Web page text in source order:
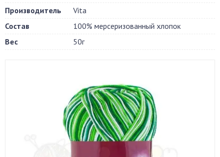
Производитель
Vita
Состав
100% мерсеризованный хлопок
Вес
50г